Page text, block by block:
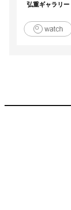
弘重ギャラリー